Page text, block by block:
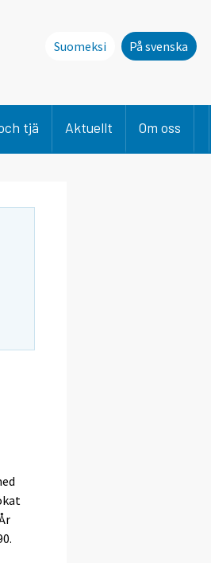
Suomeksi På svenska
tjä Aktuellt Om oss